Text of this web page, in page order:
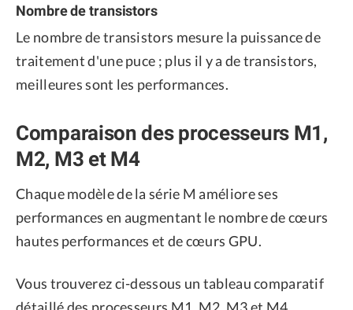
Nombre de transistors
Le nombre de transistors mesure la puissance de
traitement d'une puce ; plus il y a de transistors,
meilleures sont les performances.
Comparaison des processeurs M1,
M2, M3 et M4
Chaque modèle de la série M améliore ses
performances en augmentant le nombre de cœurs
hautes performances et de cœurs GPU.
Vous trouverez ci-dessous un tableau comparatif
détaillé des processeurs M1, M2, M3 et M4.